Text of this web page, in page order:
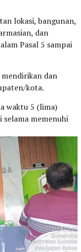
lokasi, bangunan,
dan
Pasal 5 sampai
dan
kota.
waktu 5 (lima)
memenuhi